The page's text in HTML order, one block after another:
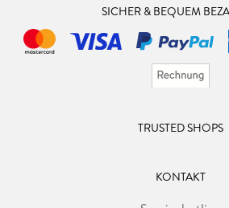
SICHER & BEQUEM
TRUSTED SHOPS
KONTAKT